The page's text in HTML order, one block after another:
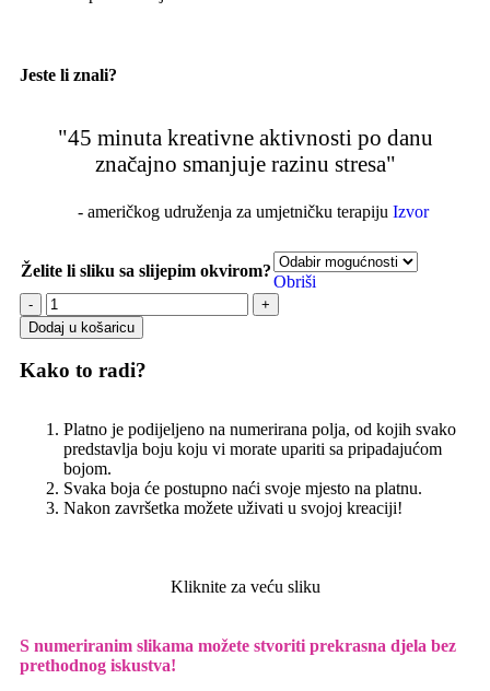
Jeste li znali?
"45 minuta kreativne aktivnosti po danu
značajno smanjuje razinu stresa"
- američkog udruženja za umjetničku terapiju Izvor
Želite li sliku sa slijepim okvirom?
Obriši
Dodaj u košaricu
Kako to radi?
Platno je podijeljeno na numerirana polja, od kojih svako
predstavlja boju koju vi morate upariti sa pripadajućom
bojom.
Svaka boja će postupno naći svoje mjesto na platnu.
Nakon završetka možete uživati u svojoj kreaciji!
Kliknite za veću sliku
S numeriranim slikama možete stvoriti prekrasna djela bez
prethodnog iskustva!